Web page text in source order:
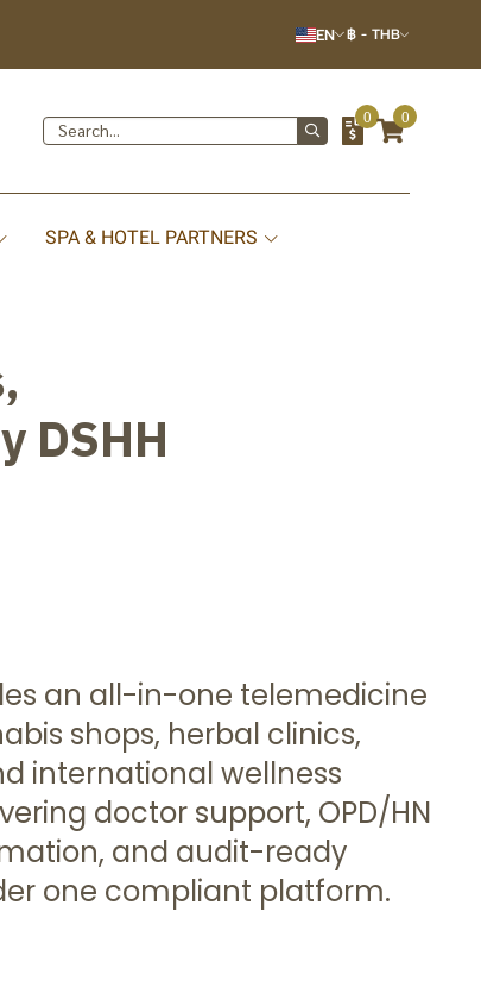
EN ฿ - THB
0 0
SPA & HOTEL PARTNERS
DSHH
an all-in-one telemedicine
shops, herbal clinics,
international wellness
doctor support, OPD/HN
and audit-ready
one compliant platform.